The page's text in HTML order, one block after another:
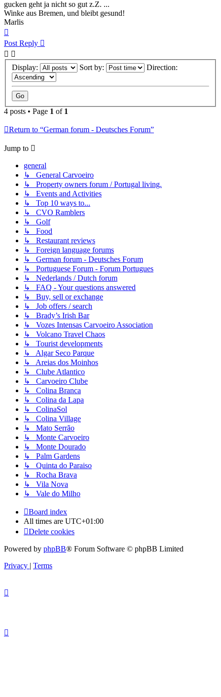
gucken geht ja nicht so gut z.Z. ...
Winke aus Bremen, und bleibt gesund!
Marlis
Post Reply
Display: Sort by: Direction:
4 posts • Page 1 of 1
Return to “German forum - Deutsches Forum”
Jump to
general
↳ General Carvoeiro
↳ Property owners forum / Portugal living.
↳ Events and Activities
↳ Top 10 ways to...
↳ CVO Ramblers
↳ Golf
↳ Food
↳ Restaurant reviews
↳ Foreign language forums
↳ German forum - Deutsches Forum
↳ Portuguese Forum - Forum Portugues
↳ Nederlands / Dutch forum
↳ FAQ - Your questions answered
↳ Buy, sell or exchange
↳ Job offers / search
↳ Brady’s Irish Bar
↳ Vozes Intensas Carvoeiro Association
↳ Volcano Travel Chaos
↳ Tourist developments
↳ Algar Seco Parque
↳ Areias dos Moinhos
↳ Clube Atlantico
↳ Carvoeiro Clube
↳ Colina Branca
↳ Colina da Lapa
↳ ColinaSol
↳ Colina Village
↳ Mato Serrão
↳ Monte Carvoeiro
↳ Monte Dourado
↳ Palm Gardens
↳ Quinta do Paraiso
↳ Rocha Brava
↳ Vila Nova
↳ Vale do Milho
Board index
All times are UTC+01:00
Delete cookies
Powered by phpBB® Forum Software © phpBB Limited
Privacy | Terms